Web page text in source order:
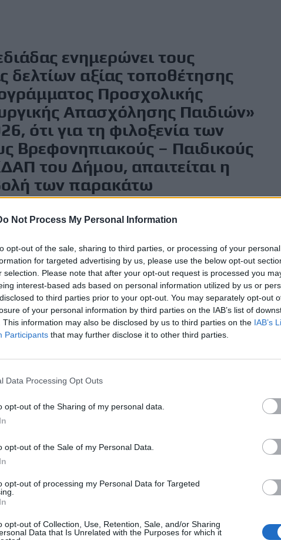
Not Process My Personal Information
opt-out of the sale, sharing to third parties, or processing of your
for targeted advertising by us, please use the below opt-out
selection. Please note that after your opt-out request is processed you
interest-based ads based on personal information utilized by us or
to third parties prior to your opt-out. You may separately opt-out
of your personal information by third parties on the IAB’s list of
This information may also be disclosed by us to third parties on the IAB’s
Participants that may further disclose it to other third parties.
Data Processing Opt Outs
opt-out of the Sharing of my personal data.
opt-out of the Sale of my Personal Data.
opt-out of processing my Personal Data for Targeted
opt-out of Collection, Use, Retention, Sale, and/or Sharing
Data that Is Unrelated with the Purposes for which it
ενημερώνει τους
δελτίων αξίας τοποθέτησης
Προσχολικής
Απασχόλησης Παιδιών»
ότι για τη φιλοξενία των
Βρεφονηπιακούς – Παιδικούς
του Δήμου, απαιτείται η
των παρακάτω
θα ξεκινήσει τη Δευτέρα 1 Σεπτεμβρίου 2025
2025.
δικαιολογητικά με δύο τρόπους:
εδώ
του Δήμου (www.minoapediadas.gr), ακολουθώντας τη
→ Υποκατηγορία: «Αιτήσεις Παιδικών – ΚΔΑΠ», όπου, με
Taxisnet, θα έχουν τη δυνατότητα συμπλήρωσης της
δικαιολογητικών.
ο Δήμος Μινώα Πεδιάδας θα προβεί στην
επιλογή των παιδιών που θα φιλοξενηθούν στους
και τα ΚΔΑΠ του Δήμου για την περίοδο 2025-2026.